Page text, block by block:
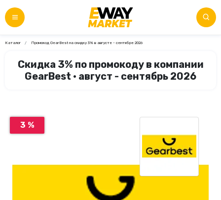
Каталог Промокод GearBest на скидку 3% в августе - сентябре 2026
Скидка 3% по промокоду в компании
GearBest • август - сентябрь 2026
3 %